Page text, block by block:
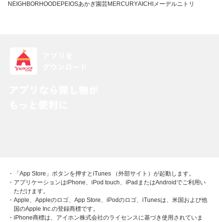
NEIGHBORHOOD EPEIOSあかぎ園芸MERCURYAICHIメーデルニトリ
・「App Store」ボタンを押すとiTunes （外部サイト）が起動します。
・アプリケーションはiPhone、iPod touch、iPadまたはAndroidでご利用い
ただけます。
・Apple、Appleのロゴ、App Store、iPodのロゴ、iTunesは、米国および他
国のApple Inc.の登録商標です。
・iPhone商標は、アイホン株式会社のライセンスに基づき使用されていま